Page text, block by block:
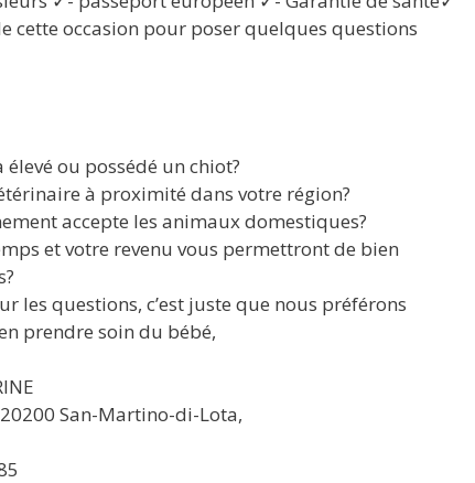
cette occasion pour poser quelques questions
élevé ou possédé un chiot?
à proximité dans votre région?
accepte les animaux domestiques?
et votre revenu vous permettront de bien
les questions, c’est juste que nous préférons
prendre soin du bébé,
San-Martino-di-Lota,